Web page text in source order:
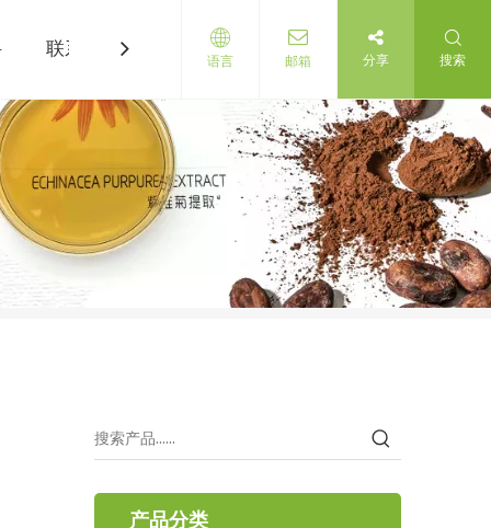
联系我们
语言 邮箱 分享 搜索
产品分类